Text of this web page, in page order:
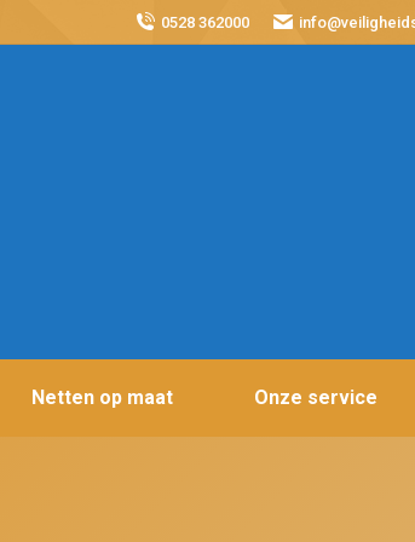
0528 362000
Netten op maat Onze service